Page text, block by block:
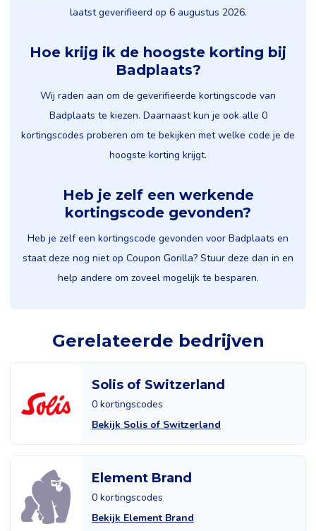
laatst geverifieerd op 6 augustus 2026.
Hoe krijg ik de hoogste korting bij
Badplaats?
Wij raden aan om de geverifieerde kortingscode van
Badplaats te kiezen. Daarnaast kun je ook alle 0
kortingscodes proberen om te bekijken met welke code je de
hoogste korting krijgt.
Heb je zelf een werkende
kortingscode gevonden?
Heb je zelf een kortingscode gevonden voor Badplaats en
staat deze nog niet op Coupon Gorilla? Stuur deze dan in en
help andere om zoveel mogelijk te besparen.
Gerelateerde bedrijven
Solis of Switzerland
0 kortingscodes
Bekijk Solis of Switzerland
Element Brand
0 kortingscodes
Bekijk Element Brand